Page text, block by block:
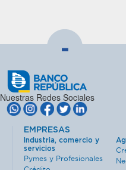
-
Nuestras Redes Sociales
EMPRESAS
Industria, comercio y
servicios
Pymes y Profesionales